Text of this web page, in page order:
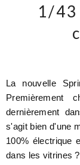
1/43
La nouvelle
Premièrement
dernièrement
s'agit bien d'une
100% électrique
dans les vitrines